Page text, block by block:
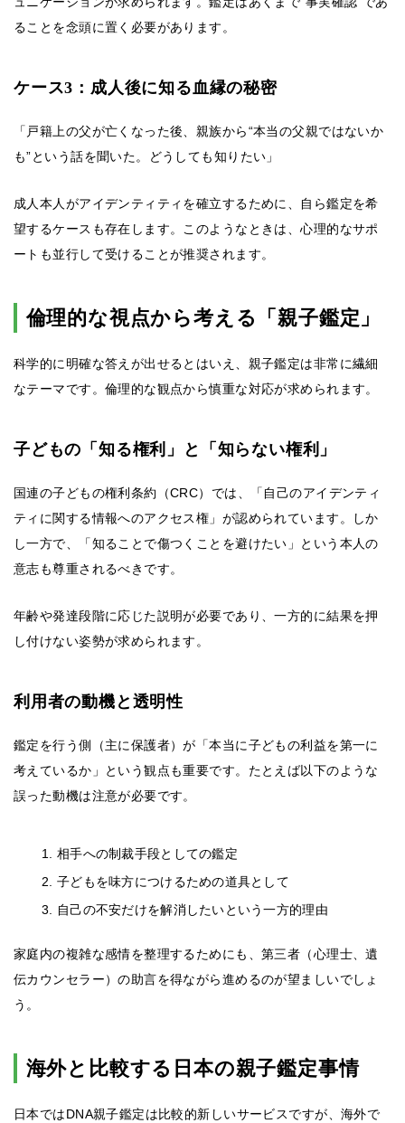
ることを念頭に置く必要があります。
ケース3：成人後に知る血縁の秘密
「戸籍上の父が亡くなった後、親族から“本当の父親ではないか
も”という話を聞いた。どうしても知りたい」
成人本人がアイデンティティを確立するために、自ら鑑定を希
望するケースも存在します。このようなときは、心理的なサポ
ートも並行して受けることが推奨されます。
倫理的な視点から考える「親子鑑定」
科学的に明確な答えが出せるとはいえ、親子鑑定は非常に繊細
なテーマです。倫理的な観点から慎重な対応が求められます。
子どもの「知る権利」と「知らない権利」
国連の子どもの権利条約（CRC）では、「自己のアイデンティ
ティに関する情報へのアクセス権」が認められています。しか
し一方で、「知ることで傷つくことを避けたい」という本人の
意志も尊重されるべきです。
年齢や発達段階に応じた説明が必要であり、一方的に結果を押
し付けない姿勢が求められます。
利用者の動機と透明性
鑑定を行う側（主に保護者）が「本当に子どもの利益を第一に
考えているか」という観点も重要です。たとえば以下のような
誤った動機は注意が必要です。
相手への制裁手段としての鑑定
子どもを味方につけるための道具として
自己の不安だけを解消したいという一方的理由
家庭内の複雑な感情を整理するためにも、第三者（心理士、遺
伝カウンセラー）の助言を得ながら進めるのが望ましいでしょ
う。
海外と比較する日本の親子鑑定事情
日本ではDNA親子鑑定は比較的新しいサービスですが、海外で